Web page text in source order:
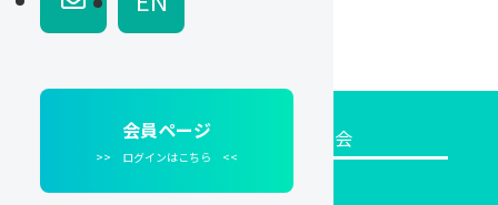
会員ページ
>> ログインはこちら <<
一般社団法人日本カンナビノイド学会
〒113-0034